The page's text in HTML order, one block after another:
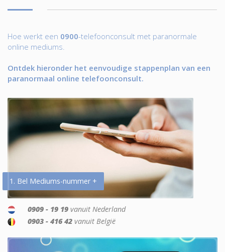
Hoe werkt een 0900-telefoonconsult met paranormale
online mediums.
Ontdek hieronder het eenvoudige stappenplan van een
paranormaal online telefoonconsult.
1. Bel Mediums-nummer +
0909 - 19 19 vanuit Nederland
0903 - 416 42 vanuit België